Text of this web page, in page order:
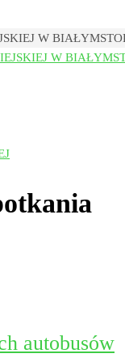
W
autobusów